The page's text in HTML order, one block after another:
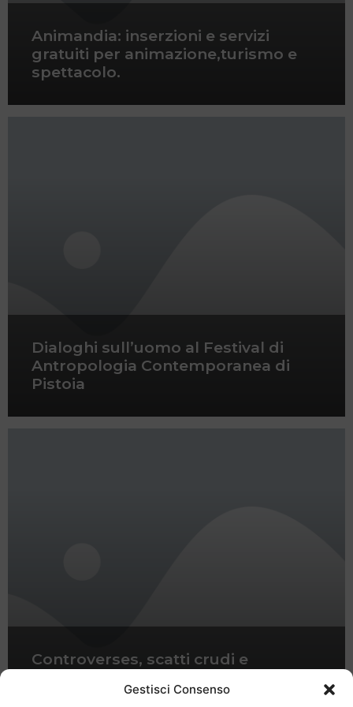
Gestisci Consenso
Animandia: inserzioni e servizi
gratuiti per animazione,turismo e
spettacolo.
Dialoghi sull’uomo al Festival di
Antropologia Contemporanea di
Pistoia
Controverses, scatti crudi e
Fotografia di Firenze